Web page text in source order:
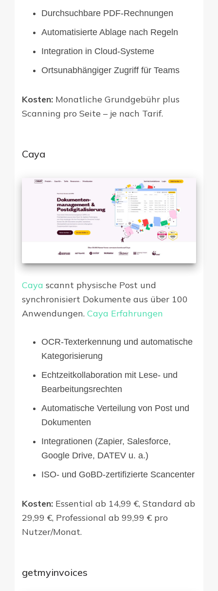
Durchsuchbare PDF-Rechnungen
Automatisierte Ablage nach Regeln
Integration in Cloud-Systeme
Ortsunabhängiger Zugriff für Teams
Kosten: Monatliche Grundgebühr plus
Scanning pro Seite – je nach Tarif.
Caya
Caya scannt physische Post und
synchronisiert Dokumente aus über 100
Anwendungen. Caya Erfahrungen
OCR-Texterkennung und automatische
Kategorisierung
Echtzeitkollaboration mit Lese- und
Bearbeitungsrechten
Automatische Verteilung von Post und
Dokumenten
Integrationen (Zapier, Salesforce,
Google Drive, DATEV u. a.)
ISO- und GoBD-zertifizierte Scancenter
Kosten: Essential ab 14,99 €, Standard ab
29,99 €, Professional ab 99,99 € pro
Nutzer/Monat.
getmyinvoices